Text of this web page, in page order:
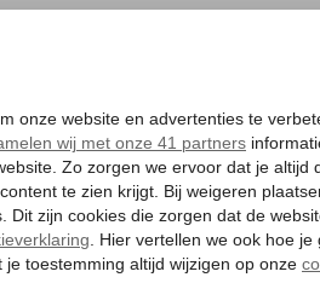
ZONVAKANTIE VERRE REIZEN
Gratis annuleren*